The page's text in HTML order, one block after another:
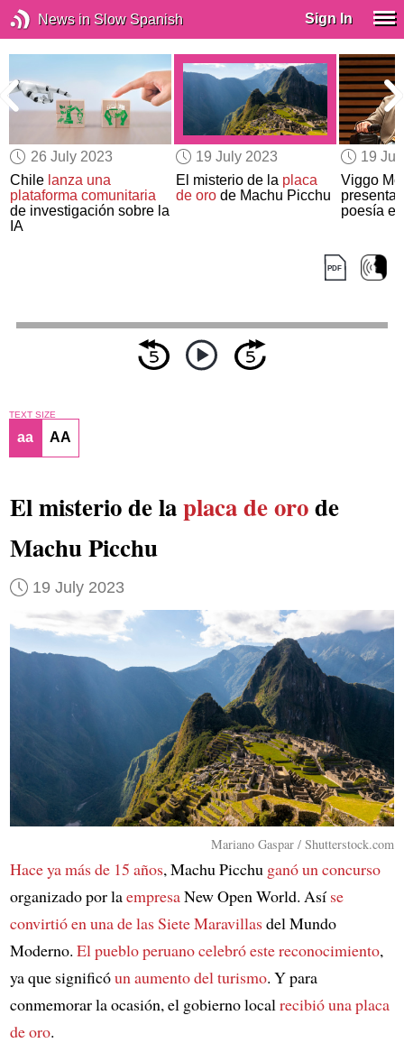
News in Slow Spanish Sign In
26 July 2023
Chile lanza una
plataforma comunitaria
de investigación sobre la
IA
19 July 2023
El misterio de la placa
de orode Machu Picchu
19
Viggo
presenta
poesía
TEXT SIZE
aa AA
El misterio de laplaca de orode
Machu Picchu
19 July 2023
Mariano Gaspar / Shutterstock.com
Hace ya más de 15 años, Machu Picchu ganó un concurso
organizado por laempresaNew Open World. Así se
convirtió en una de las Siete Maravillasdel Mundo
Moderno. El pueblo peruano celebró este reconocimiento,
ya que significóun aumento del turismo. Y para
conmemorar la ocasión, el gobierno localrecibió una placa
de oro.